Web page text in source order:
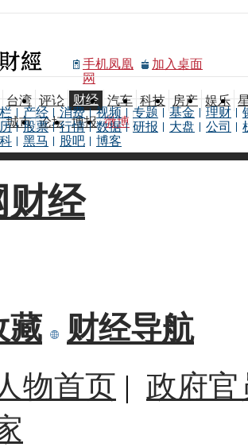
手机凤凰
网
加入桌面
台湾 评论 财经 汽车 科技 房产 娱乐
城市 论坛 博报 微博
产经 消费 视频 专题 基金 理财
股票 行情 数据 研报 大盘 公司
黑马 股吧 博客
财经
藏 财经导航
物首页 | 政府官